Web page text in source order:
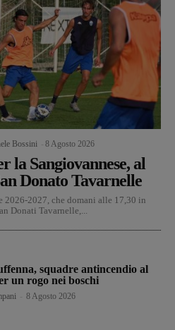
Bossini 8 Agosto 2026
la Sangiovannese, al
Donato Tavarnelle
2026-2027, che domani alle 17,30 in
Donati Tavarnelle,...
squadre antincendio al
un rogo nei boschi
8 Agosto 2026